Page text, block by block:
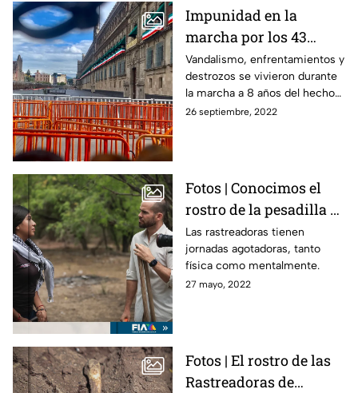
Impunidad en la
marcha por los 43
desaparecidos de
Ayotzinapa
Vandalismo, enfrentamientos y
destrozos se vivieron durante
la marcha a 8 años del hecho
de la desaparición de los 43
26 septiembre, 2022
Fotos | Conocimos el
rostro de la pesadilla a
través de las
Rastreadoras de Cd.
Obregón
Las rastreadoras tienen
jornadas agotadoras, tanto
física como mentalmente.
27 mayo, 2022
Fotos | El rostro de las
Rastreadoras de